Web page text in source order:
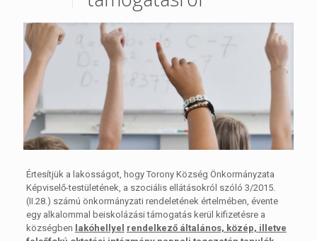
Értesítjük a lakosságot, hogy Torony Község Önkormányzata
Képviselő-testületének, a szociális ellátásokról szóló 3/2015.
(II.28.) számú önkormányzati rendeletének értelmében, évente
egy alkalommal beiskolázási támogatás kerül kifizetésre a
községben lakóhellyel rendelkező általános, közép, illetve